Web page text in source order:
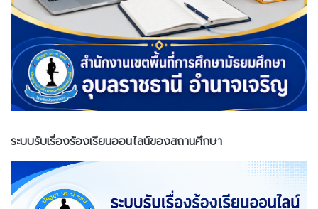
ระบบรับเรื่องร้องเรียนออนไลน์ของสถานศึกษา